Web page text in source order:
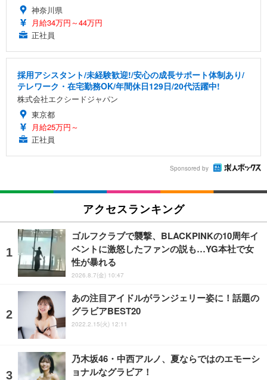
神奈川県
月給34万円～44万円
正社員
採用アシスタント/未経験歓迎!/安心の成長サポート体制あり/
テレワーク・在宅勤務OK/年間休日129日/20代活躍中!
株式会社エクシードジャパン
東京都
月給25万円～
正社員
Sponsored by
アクセスランキング
ゴルフクラブで襲撃、BLACKPINKの10周年イ
ベントに激怒したファンの説も…YG本社で女
性が暴れる
2026.8.7(金) 10:47
あの注目アイドルがランジェリー姿に！話題の
グラビアBEST20
2022.2.15(火) 12:11
乃木坂46・中西アルノ、夏ならではのエモーシ
ョナルなグラビア！